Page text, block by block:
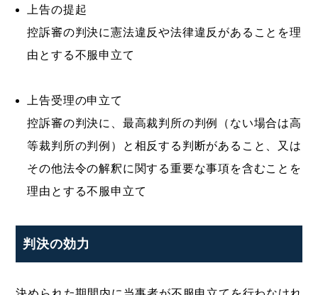
上告の提起
控訴審の判決に憲法違反や法律違反があることを理
由とする不服申立て
上告受理の申立て
控訴審の判決に、最高裁判所の判例（ない場合は高
等裁判所の判例）と相反する判断があること、又は
その他法令の解釈に関する重要な事項を含むことを
理由とする不服申立て
判決の効力